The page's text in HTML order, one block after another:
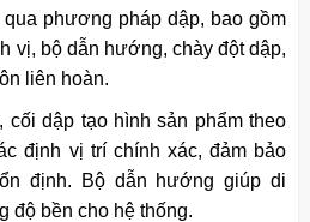
phương pháp dập, bao gồm
vị, bộ dẫn hướng, chày đột dập,
liên hoàn.
dập tạo hình sản phẩm theo
định vị trí chính xác, đảm bảo
định. Bộ dẫn hướng giúp di
độ bền cho hệ thống.